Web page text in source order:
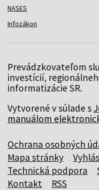
NASES
Infozákon
Prevádzkovateľom
investícií,
informatizácie SR.
Vytvorené v súlade s
manuálom
Ochrana osobných
Mapa stránky
Technická podpora
Kontakt
RSS